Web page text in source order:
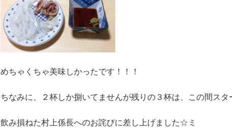
めちゃくちゃ美味しかったです！！！
ちなみに、２杯しか捌いてませんが残りの３杯は、この間スタ
飲み損ねた村上係長へのお詫びに差し上げました☆ミ